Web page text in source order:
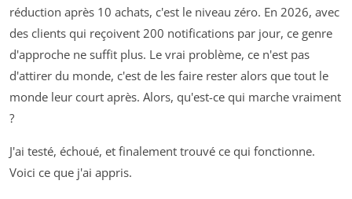
réduction après 10 achats, c'est le niveau zéro. En 2026, avec
des clients qui reçoivent 200 notifications par jour, ce genre
d'approche ne suffit plus. Le vrai problème, ce n'est pas
d'attirer du monde, c'est de les faire rester alors que tout le
monde leur court après. Alors, qu'est-ce qui marche vraiment
?
J'ai testé, échoué, et finalement trouvé ce qui fonctionne.
Voici ce que j'ai appris.